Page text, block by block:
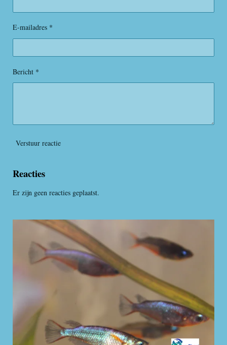
s
t
r
e
n
e
n
e
n
e
n
e
n
E-mailadres *
Bericht *
Verstuur reactie
Reacties
Er zijn geen reacties geplaatst.